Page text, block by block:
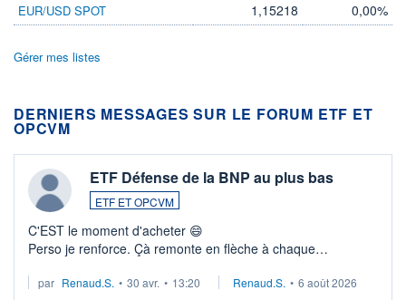
EUR/USD SPOT 1,15218 0,00%
Gérer mes listes
DERNIERS MESSAGES SUR LE FORUM ETF ET
OPCVM
ETF Défense de la BNP au plus bas
ETF ET OPCVM
C'EST le moment d'acheter 😄​
Perso je renforce. Çà remonte en flèche à chaque
Investissement long terme tip top pour sa retraite.
par Renaud.S. • 30 avr. • 13:20 Renaud.S. • 6 août 2026